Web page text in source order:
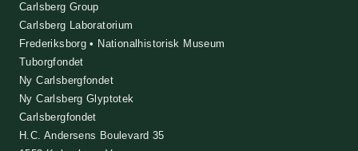
Carlsberg Group
Carlsberg Laboratorium
Frederiksborg • Nationalhistorisk Museum
Tuborgfondet
Ny Carlsbergfondet
Ny Carlsberg Glyptotek
Carlsbergfondet
H.C. Andersens Boulevard 35